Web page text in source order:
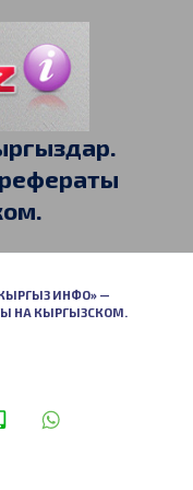
ИНФО» —
НА КЫРГЫЗСКОМ.